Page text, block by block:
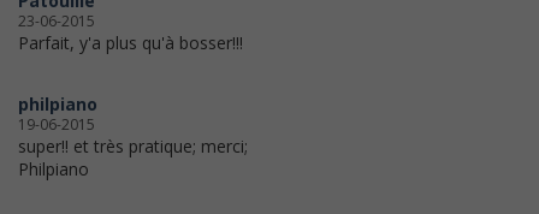
23-06-2015
Parfait, y'a plus qu'à bosser!!!
philpiano
19-06-2015
super!! et très pratique; merci;
Philpiano